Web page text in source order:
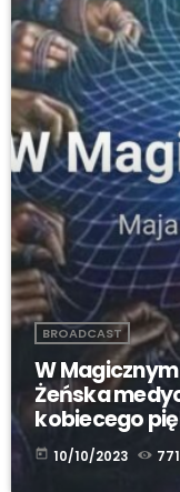
BROADCAST
W
Żeńska
kobiecego
today 10/10/2023 771